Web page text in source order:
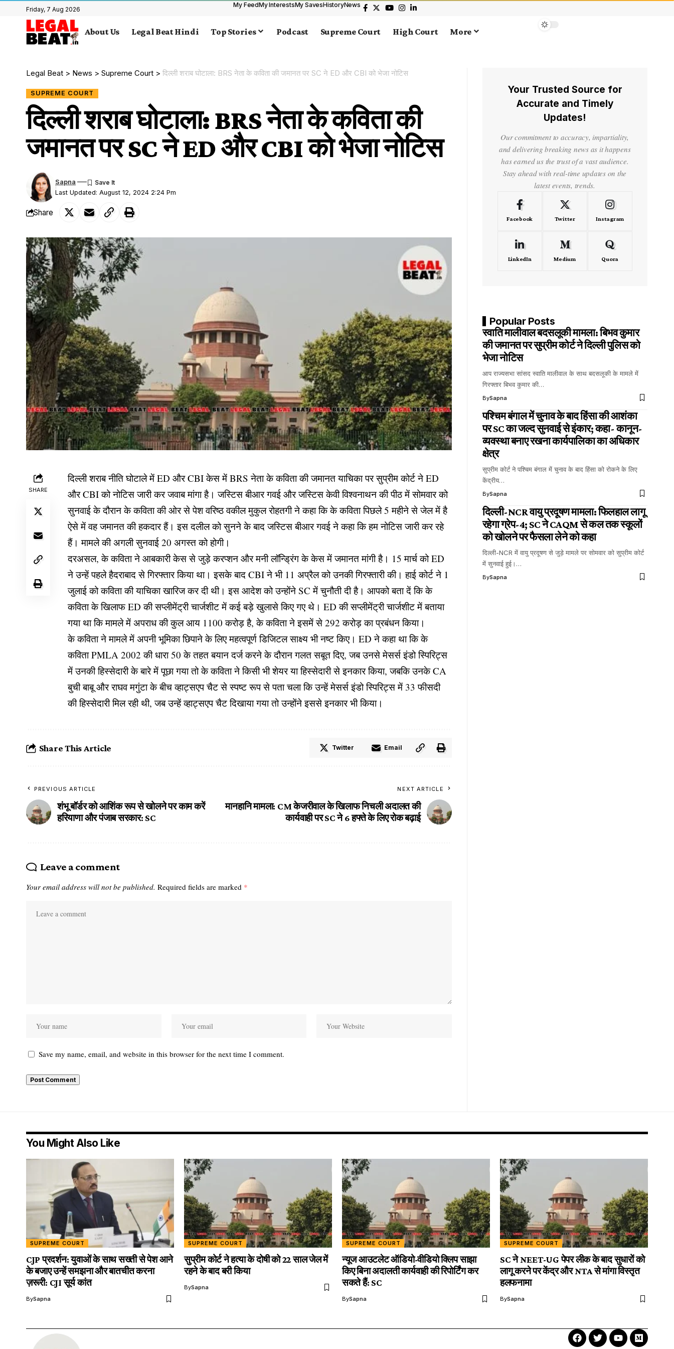
Friday, 7 Aug 2026
My FeedMy InterestsMy SavesHistoryNews
About Us Legal Beat Hindi Top Stories Podcast Supreme Court High Court More
Legal Beat > News > Supreme Court > दिल्ली शराब घोटाला: BRS नेता के कविता की जमानत पर SC ने ED और CBI को भेजा नोटिस
SUPREME COURT
दिल्ली शराब घोटाला: BRS नेता के कविता की
जमानत पर SC ने ED और CBI को भेजा नोटिस
Last Updated: August 12, 2024 2:24 Pm
Sapna
Share
SHARE
दिल्ली शराब नीति घोटाले में ED और CBI केस में BRS नेता के कविता की जमानत याचिका पर सुप्रीम कोर्ट ने ED
और CBI को नोटिस जारी कर जवाब मांगा है। जस्टिस बीआर गवई और जस्टिस केवी विश्वनाथन की पीठ में सोमवार को
सुनवाई के दौरान के कविता की ओर से पेश वरिष्ठ वकील मुकुल रोहतगी ने कहा कि के कविता पिछले 5 महीने से जेल में है
ऐसे में वह जमानत की हकदार हैं। इस दलील को सुनने के बाद जस्टिस बीआर गवई ने कहा कि हम नोटिस जारी कर रहे
हैं। मामले की अगली सुनवाई 20 अगस्त को होगी।
दरअसल, के कविता ने आबकारी केस से जुड़े करप्शन और मनी लॉन्ड्रिंग के केस में जमानत मांगी है। 15 मार्च को ED
ने उन्हें पहले हैदराबाद से गिरफ्तार किया था। इसके बाद CBI ने भी 11 अप्रैल को उनकी गिरफ्तारी की। हाई कोर्ट ने 1
जुलाई को कविता की याचिका खारिज कर दी थी। इस आदेश को उन्होंने SC में चुनौती दी है। आपको बता दें कि के
कविता के खिलाफ ED की सप्लीमेंट्री चार्जशीट में कई बड़े खुलासे किए गए थे। ED की सप्लीमेंट्री चार्जशीट में बताया
गया था कि मामले में अपराध की कुल आय 1100 करोड़ है, के कविता ने इसमें से 292 करोड़ का प्रबंधन किया।
के कविता ने मामले में अपनी भूमिका छिपाने के लिए महत्वपूर्ण डिजिटल साक्ष्य भी नष्ट किए। ED ने कहा था कि के
कविता PMLA 2002 की धारा 50 के तहत बयान दर्ज करने के दौरान गलत सबूत दिए, जब उनसे मेसर्स इंडो स्पिरिट्स
में उनकी हिस्सेदारी के बारे में पूछा गया तो के कविता ने किसी भी शेयर या हिस्सेदारी से इनकार किया, जबकि उनके CA
बुची बाबू और राघव मगुंटा के बीच व्हाट्सएप चैट से स्पष्ट रूप से पता चला कि उन्हें मेसर्स इंडो स्पिरिट्स में 33 फीसदी
की हिस्सेदारी मिल रही थी, जब उन्हें व्हाट्सएप चैट दिखाया गया तो उन्होंने इससे इनकार भी किया।
Share This Article Twitter Email
PREVIOUS ARTICLE
शंभू बॉर्डर को आशिंक रूप से खोलने पर काम करें
हरियाणा और पंजाब सरकार: SC
NEXT ARTICLE
मानहानि मामला: CM केजरीवाल के खिलाफ निचली अदालत की
कार्यवाही पर SC ने 6 हफ्ते के लिए रोक बढ़ाई
Leave a comment
Your email address will not be published. Required fields are marked *
Save my name, email, and website in this browser for the next time I comment.
Your Trusted Source for
Accurate and Timely
Updates!
Our commitment to accuracy, impartiality,
and delivering breaking news as it happens
has earned us the trust of a vast audience.
Stay ahead with real-time updates on the
latest events, trends.
Facebook Twitter Instagram
LinkedIn Medium Quora
Popular Posts
स्वाति मालीवाल बदसलूकी मामला: बिभव कुमार
की जमानत पर सुप्रीम कोर्ट ने दिल्ली पुलिस को
भेजा नोटिस
आप राज्यसभा सांसद स्वाति मालीवाल के साथ बदसलूकी के मामले में
गिरफ्तार बिभव कुमार की…
BySapna
पश्चिम बंगाल में चुनाव के बाद हिंसा की आशंका
पर SC का जल्द सुनवाई से इंकार; कहा- कानून-
व्यवस्था बनाए रखना कार्यपालिका का अधिकार
क्षेत्र
सुप्रीम कोर्ट ने पश्चिम बंगाल में चुनाव के बाद हिंसा को रोकने के लिए
केंद्रीय…
BySapna
दिल्ली-NCR वायु प्रदूषण मामला: फिलहाल लागू
रहेगा ग्रेप-4; SC ने CAQM से कल तक स्कूलों
को खोलने पर फैसला लेने को कहा
दिल्ली-NCR में वायु प्रदूषण से जुड़े मामले पर सोमवार को सुप्रीम कोर्ट
में सुनवाई हुई।…
BySapna
You Might Also Like
SUPREME COURT
CJP प्रदर्शन: युवाओं के साथ सख्ती से पेश आने
के बजाए उन्हें समझना और बातचीत करना
ज़रूरी: CJI सूर्य कांत
BySapna
SUPREME COURT
सुप्रीम कोर्ट ने हत्या के दोषी को 22 साल जेल में
रहने के बाद बरी किया
BySapna
SUPREME COURT
न्यूज आउटलेट ऑडियो-वीडियो क्लिप साझा
किए बिना अदालती कार्यवाही की रिपोर्टिंग कर
सकते हैं: SC
BySapna
SUPREME COURT
SC ने NEET-UG पेपर लीक के बाद सुधारों को
लागू करने पर केंद्र और NTA से मांगा विस्तृत
हलफनामा
BySapna